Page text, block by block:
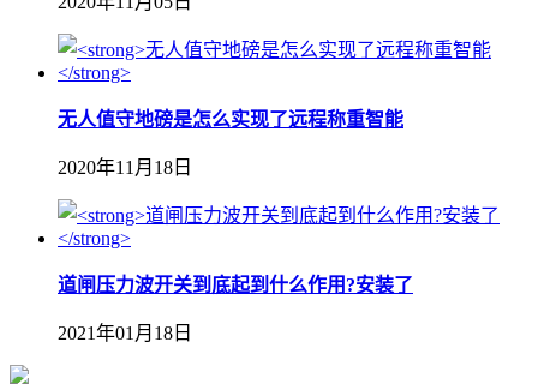
无人值守地磅是怎么实现了远程称重智能
2020年11月18日
道闸压力波开关到底起到什么作用?安装了
2021年01月18日